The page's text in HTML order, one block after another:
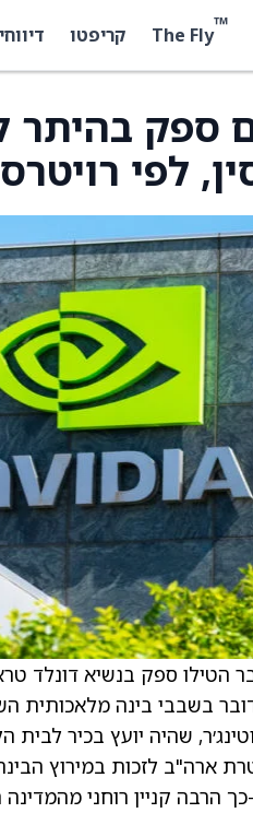
™
The Fly קריפטו
ספק בהיתר
הטילו ספק בנשיא דונלד
בשבבי בינה
שהיה יועץ בכיר לבית
ארה"ב לזכות במירוץ
הרבה קניין רוחני